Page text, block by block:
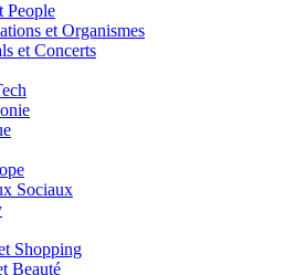
People
et Organismes
et Concerts
Sociaux
Shopping
Beauté